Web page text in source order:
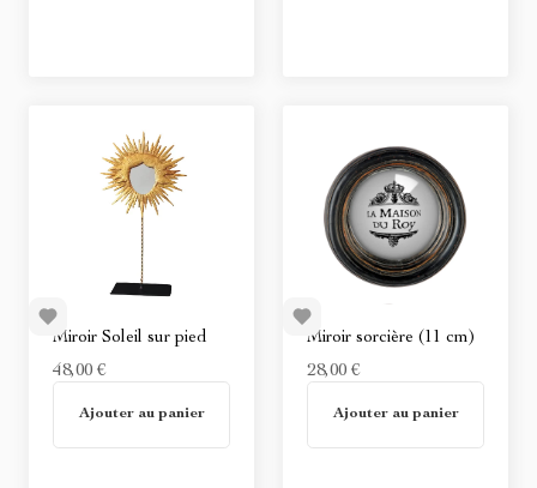
Miroir Soleil sur pied
48,00 €
Ajouter au panier
Miroir sorcière (11 cm)
28,00 €
Ajouter au panier